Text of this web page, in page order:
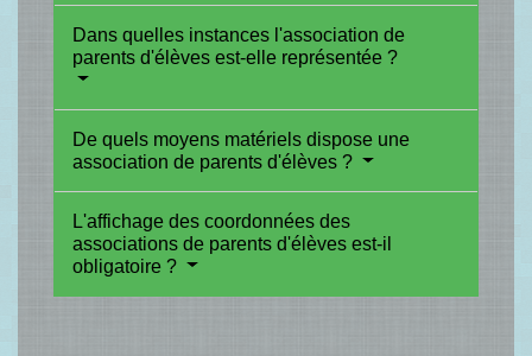
Dans quelles instances l'association de
parents d'élèves est-elle représentée ?
De quels moyens matériels dispose une
association de parents d'élèves ?
L'affichage des coordonnées des
associations de parents d'élèves est-il
obligatoire ?